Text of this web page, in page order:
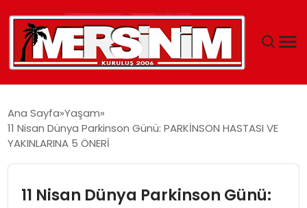
YAŞAM
Ana Sayfa Yaşam
11 Nisan Dünya Parkinson Günü: PARKİNSON HASTASI VE
YAKINLARINA 5 ÖNERİ
11 Nisan Dünya Parkinson Günü: